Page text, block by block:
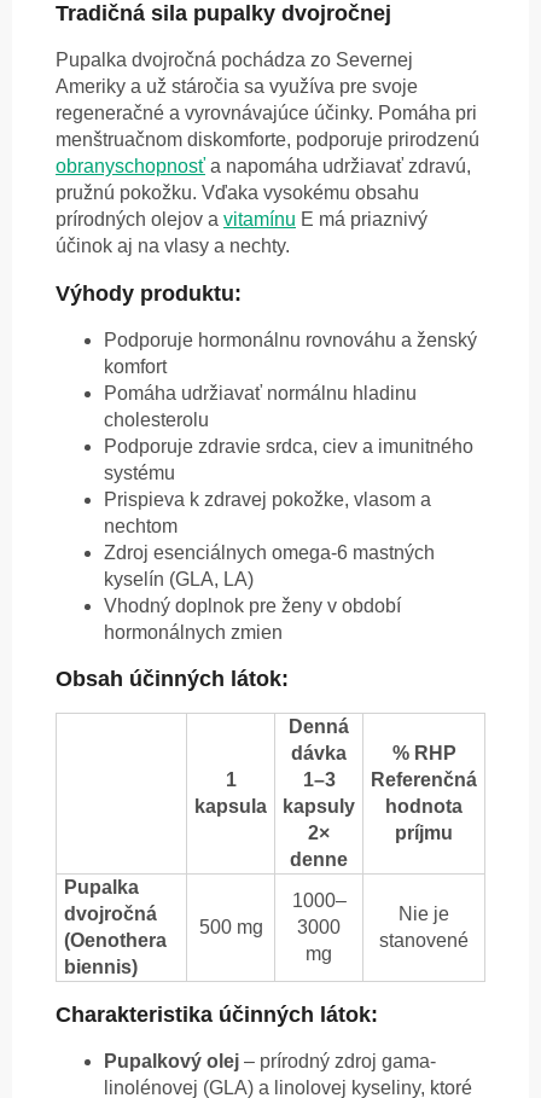
Tradičná sila pupalky dvojročnej
Pupalka dvojročná pochádza zo Severnej
Ameriky a už stáročia sa využíva pre svoje
regeneračné a vyrovnávajúce účinky. Pomáha pri
menštruačnom diskomforte, podporuje prirodzenú
obranyschopnosť a napomáha udržiavať zdravú,
pružnú pokožku. Vďaka vysokému obsahu
prírodných olejov a vitamínu E má priaznivý
účinok aj na vlasy a nechty.
Výhody produktu:
Podporuje hormonálnu rovnováhu a ženský
komfort
Pomáha udržiavať normálnu hladinu
cholesterolu
Podporuje zdravie srdca, ciev a imunitného
systému
Prispieva k zdravej pokožke, vlasom a
nechtom
Zdroj esenciálnych omega-6 mastných
kyselín (GLA, LA)
Vhodný doplnok pre ženy v období
hormonálnych zmien
Obsah účinných látok:
1
kapsula
Denná
dávka
1–3
kapsuly
2×
denne
% RHP
Referenčná
hodnota
príjmu
Pupalka
dvojročná
(Oenothera
biennis)
500 mg
1000–
3000
mg
Nie je
stanovené
Charakteristika účinných látok:
Pupalkový olej – prírodný zdroj gama-
linolénovej (GLA) a linolovej kyseliny, ktoré